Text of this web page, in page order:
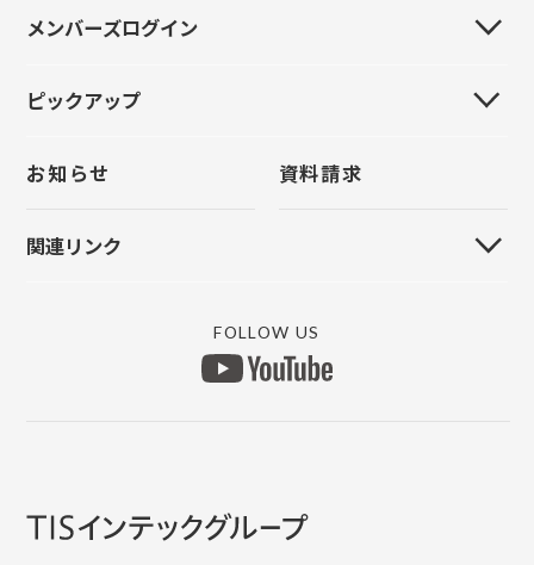
導入事例
導入事例
お問い合わせ
製品紹介
導入事例
お問い合わせ
全国ICS協議会
全国大会
メンバーズログイン
新規登録
パスワードをお忘れの方
ピックアップ
クラウド管理
上手くんα
上手くんクラウド
マイナンバー
銀行データ取り込み
ICSATOMIIクラウド
お知らせ
関連リンク
上手くんαWEBサイト
資料請求
FOLLOW US